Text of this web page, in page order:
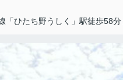
「ひたち野うしく」駅徒歩58分